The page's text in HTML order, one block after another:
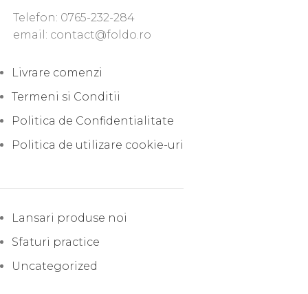
Telefon: 0765-232-284
email: contact@foldo.ro
Livrare comenzi
Termeni si Conditii
Politica de Confidentialitate
Politica de utilizare cookie-uri
Lansari produse noi
Sfaturi practice
Uncategorized